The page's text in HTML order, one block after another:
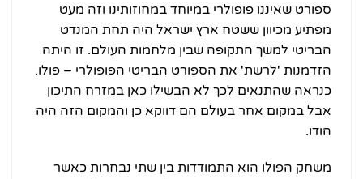
ספורט שאיננו פופולרי במיוחד במחוזותינו וזה מעט
מפתיע מכיוון ששטח ארץ ישראל היה תחת המנדט
הבריטי למשך התקופה שבין מלחמות העולם. זו היתה
הזדמנות 'לרשת' את הספורט הבריטי הפופולרי – פולו.
כנראה שהתנאים לכך לא הבשילו כאן במזרח התיכון
אבל במקום אחר בעולם הם דווקא כן והמקום הזה היה
הודו.
משחק הפולו הוא התמודדות בין שתי נבחרות כאשר